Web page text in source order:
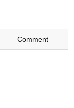
Comment